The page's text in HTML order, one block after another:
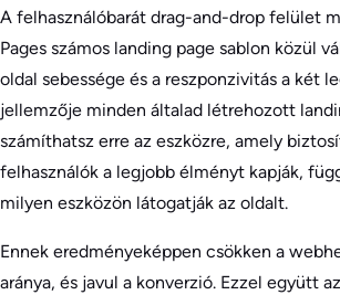
A felhasználóbarát drag-and-drop felület
Pages számos landing page sablon közül
oldal sebessége és a reszponzivitás a két
jellemzője minden általad létrehozott
számíthatsz erre az eszközre, amely
felhasználók a legjobb élményt kapják,
milyen eszközön látogatják az oldalt.
Ennek eredményeképpen csökken a
aránya, és javul a konverzió. Ezzel együtt